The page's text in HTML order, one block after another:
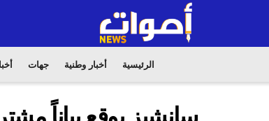
الرئيسية أخبار وطنية جهات